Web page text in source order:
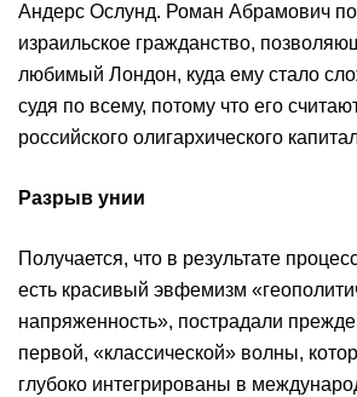
Андерс Ослунд. Роман Абрамович
израильское гражданство,
любимый Лондон, куда ему стало
судя по всему, потому что его
российского олигархического
Разрыв унии
Получается, что в результате
есть красивый эвфемизм
напряженность», пострадали прежде
первой, «классической» волны,
глубоко интегрированы в